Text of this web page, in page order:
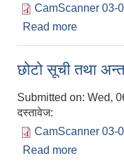
CamScanner 03-
Read more
छोटो सूची तथा
Submitted on: Wed,
दस्तावेज:
CamScanner 03-
Read more